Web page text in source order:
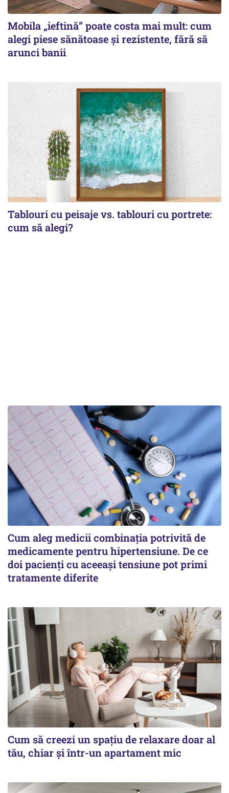
Mobila „ieftină” poate costa mai mult: cum
alegi piese sănătoase și rezistente, fără să
arunci banii
Tablouri cu peisaje vs. tablouri cu portrete:
cum să alegi?
Cum aleg medicii combinația potrivită de
medicamente pentru hipertensiune. De ce
doi pacienți cu aceeași tensiune pot primi
tratamente diferite
Cum să creezi un spațiu de relaxare doar al
tău, chiar și într-un apartament mic